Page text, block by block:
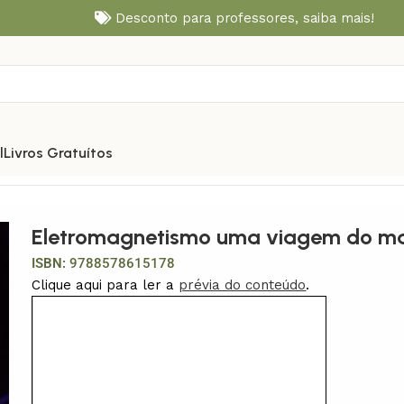
Desconto para professores, saiba mais!
Livros Gratuítos
Eletromagnetismo uma viagem do
ISBN: 9788578615178
Clique aqui para ler a prévia do conteúdo.